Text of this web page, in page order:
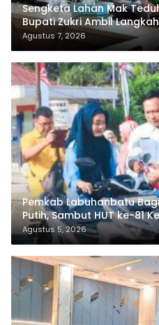
Sengketa Lahan Mak
Bupati Zukri Ambil
Agustus 7, 2026
Pemkab Labuhanbatu
Putih, Sambut HUT ke-81
Agustus 5, 2026